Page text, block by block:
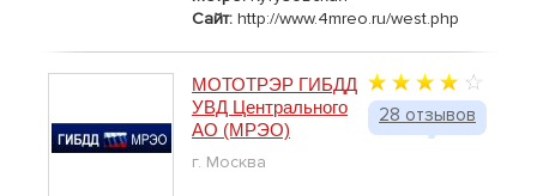
Сайт: http://www.4mreo.ru/west.php
28 отзывов
МОТОТРЭР ГИБДД
УВД Центрального
АО (МРЭО)
г. Москва